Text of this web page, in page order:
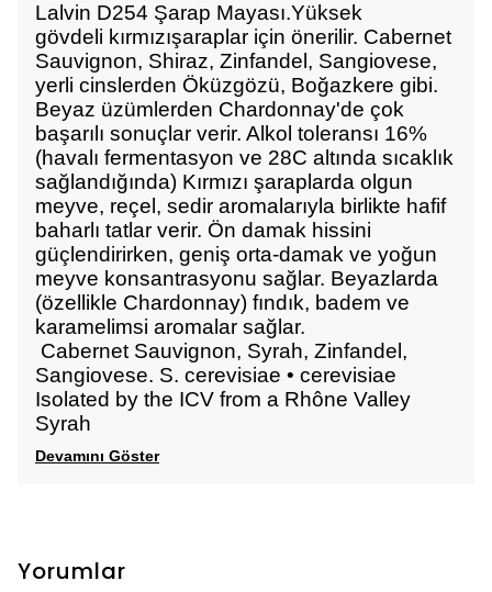
Lalvin D254 Şarap Mayası.Yüksek
gövdeli kırmızışaraplar için önerilir. Cabernet
Sauvignon, Shiraz, Zinfandel, Sangiovese,
yerli cinslerden Öküzgözü, Boğazkere gibi.
Beyaz üzümlerden Chardonnay'de çok
başarılı sonuçlar verir. Alkol toleransı 16%
(havalı fermentasyon ve 28C altında sıcaklık
sağlandığında) Kırmızı şaraplarda olgun
meyve, reçel, sedir aromalarıyla birlikte hafif
baharlı tatlar verir. Ön damak hissini
güçlendirirken, geniş orta-damak ve yoğun
meyve konsantrasyonu sağlar. Beyazlarda
(özellikle Chardonnay) fındık, badem ve
karamelimsi aromalar sağlar.
Cabernet Sauvignon, Syrah, Zinfandel,
Sangiovese. S. cerevisiae • cerevisiae
Isolated by the ICV from a Rhône Valley
Syrah
Devamını Göster
Yorumlar